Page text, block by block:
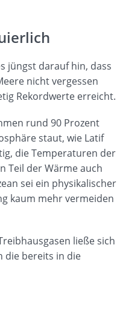
jüngst darauf hin, dass
nicht vergessen
Rekordwerte erreicht.
rund 90 Prozent
staut, wie Latif
die Temperaturen der
Teil der Wärme auch
sei ein physikalischer
kaum mehr vermeiden
ließe sich
die bereits in die